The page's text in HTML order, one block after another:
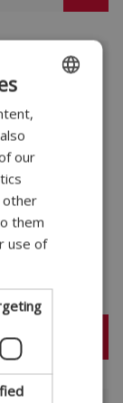
ENGLISH
DANISH
GERMAN
POLISH
our
other
them
use of